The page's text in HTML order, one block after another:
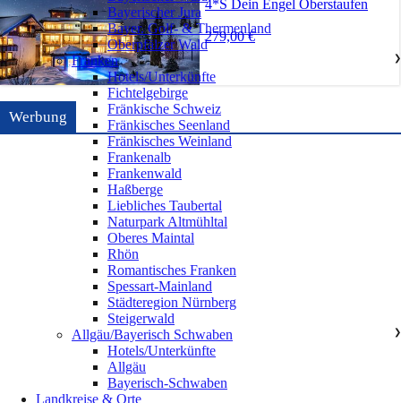
4*S Dein Engel Oberstaufen
279,00 €
Werbung
Bayerischer Jura
Bayer. Golf- & Thermenland
Oberpfälzer Wald
Franken
❯
Hotels/Unterkünfte
Fichtelgebirge
Fränkische Schweiz
Fränkisches Seenland
Fränkisches Weinland
Frankenalb
Frankenwald
Haßberge
Liebliches Taubertal
Naturpark Altmühltal
Oberes Maintal
Rhön
Romantisches Franken
Spessart-Mainland
Städteregion Nürnberg
Steigerwald
Allgäu/Bayerisch Schwaben
❯
Hotels/Unterkünfte
Allgäu
Bayerisch-Schwaben
Landkreise & Orte